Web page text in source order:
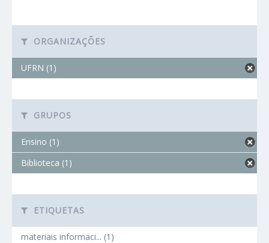
ORGANIZAÇÕES
UFRN (1)
GRUPOS
Ensino (1)
Biblioteca (1)
ETIQUETAS
materiais informaci... (1)